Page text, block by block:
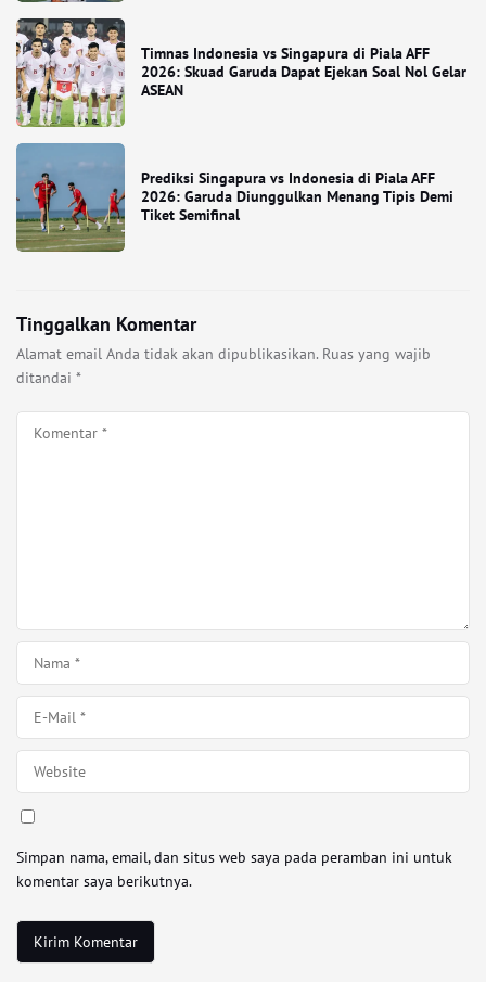
Timnas Indonesia vs Singapura di Piala AFF
2026: Skuad Garuda Dapat Ejekan Soal Nol Gelar
ASEAN
Prediksi Singapura vs Indonesia di Piala AFF
2026: Garuda Diunggulkan Menang Tipis Demi
Tiket Semifinal
Tinggalkan Komentar
Alamat email Anda tidak akan dipublikasikan. Ruas yang wajib
ditandai *
Simpan nama, email, dan situs web saya pada peramban ini untuk
komentar saya berikutnya.